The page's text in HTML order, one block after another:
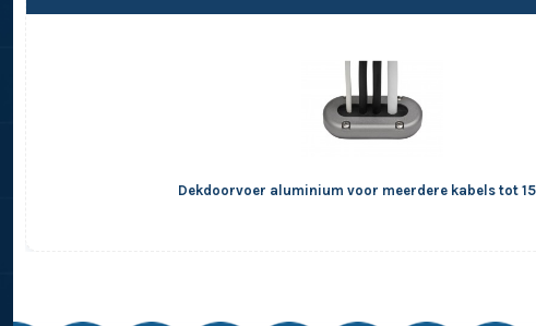
Dekdoorvoer aluminium voor meerdere kabels tot